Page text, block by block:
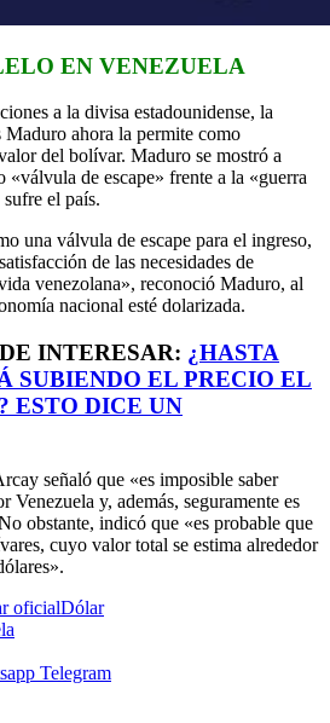
EN VENEZUELA
a la divisa estadounidense, la
ahora la permite como
del bolívar. Maduro se mostró a
«válvula de escape» frente a la «guerra
el país.
una válvula de escape para el ingreso,
de las necesidades de
venezolana», reconoció Maduro, al
nacional esté dolarizada.
INTERESAR: ¿HASTA
SUBIENDO EL PRECIO EL
ESTO DICE UN
señaló que «es imposible saber
Venezuela y, además, seguramente es
obstante, indicó que «es probable que
cuyo valor total se estima alrededor
oficialDólar
Telegram